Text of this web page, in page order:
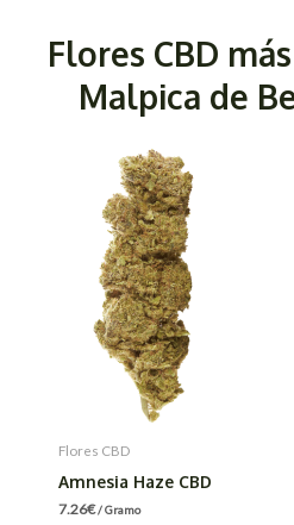
Flores CBD
Malpica de
Flores CBD
Amnesia Haze CBD
7.26€/ Gramo